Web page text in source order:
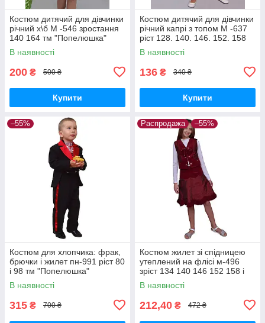
Костюм дитячий для дівчинки
річний х\б М -546 зростання
140 164 тм "Попелюшка"
В наявності
200 ₴ 500 ₴
Купити
Костюм дитячий для дівчинки
річний капрі з топом М -637
ріст 128. 140. 146. 152. 158
рожевий
В наявності
136 ₴ 340 ₴
Купити
–55%
Костюм для хлопчика: фрак,
брючки і жилет пн-991 ріст 80
і 98 тм "Попелюшка"
В наявності
315 ₴ 700 ₴
Распродажа –55%
Костюм жилет зі спідницею
утеплений на флісі м-496
зріст 134 140 146 152 158 і
164 бордовий тм
"Попілюшка"
В наявності
212,40 ₴ 472 ₴